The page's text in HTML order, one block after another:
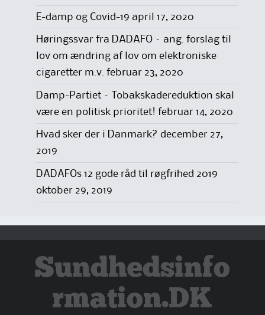
E-damp og Covid-19 april 17, 2020
Høringssvar fra DADAFO – ang. forslag til
lov om ændring af lov om elektroniske
cigaretter m.v. februar 23, 2020
Damp-Partiet – Tobakskadereduktion skal
være en politisk prioritet! februar 14, 2020
Hvad sker der i Danmark? december 27,
2019
DADAFOs 12 gode råd til røgfrihed 2019
oktober 29, 2019
Sundhedsinfo
rmation.DK